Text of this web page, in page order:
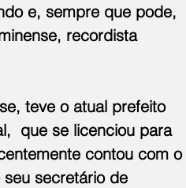
e, sempre que pode,
recordista
teve o atual prefeito
que se licenciou para
contou com o
secretário de